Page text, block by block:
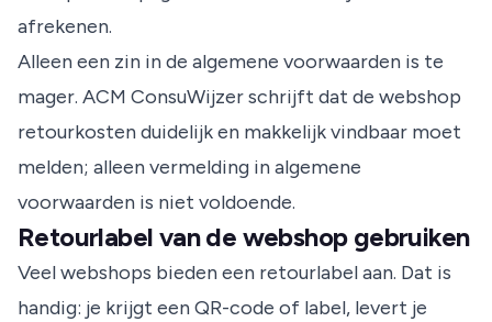
afrekenen.
Alleen een zin in de algemene voorwaarden is te
mager. ACM ConsuWijzer schrijft dat de webshop
retourkosten duidelijk en makkelijk vindbaar moet
melden; alleen vermelding in algemene
voorwaarden is niet voldoende.
Retourlabel van de webshop gebruiken
Veel webshops bieden een retourlabel aan. Dat is
handig: je krijgt een QR-code of label, levert je